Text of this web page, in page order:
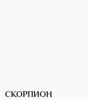
СКОРПИОН